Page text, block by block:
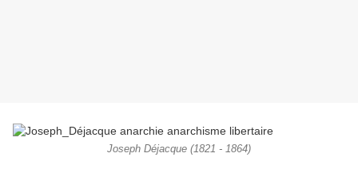
Joseph Déjacque (1821 - 1864)